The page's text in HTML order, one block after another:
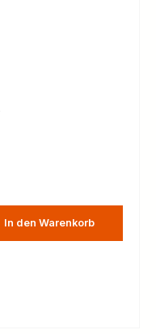
In den Warenkorb